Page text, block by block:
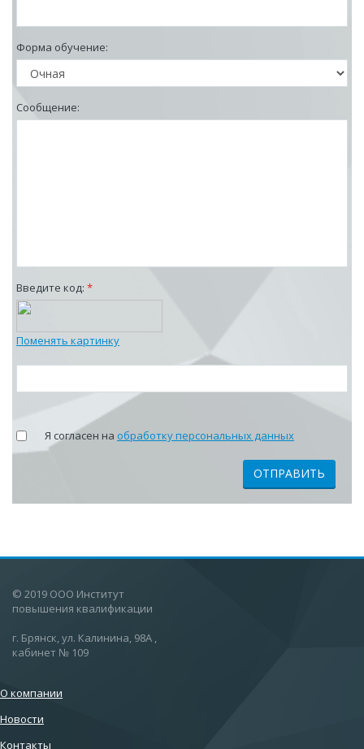
Форма обучение:
Сообщение:
Введите код: *
Поменять картинку
Я согласен на обработку персональных данных
ОТПРАВИТЬ
© 2019 ООО Институт
повышения квалификации
г. Брянск, ул. Калинина, 98А ,
кабинет № 109
О компании
Новости
Контакты